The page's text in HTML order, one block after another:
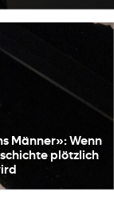
Männer»: Wenn
plötzlich